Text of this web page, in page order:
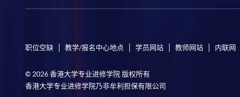
职位空缺 教学/报名中心地点 学员网站 教师网站 内联网
© 2026 香港大学专业进修学院 版权所有
香港大学专业进修学院乃非牟利担保有限公司